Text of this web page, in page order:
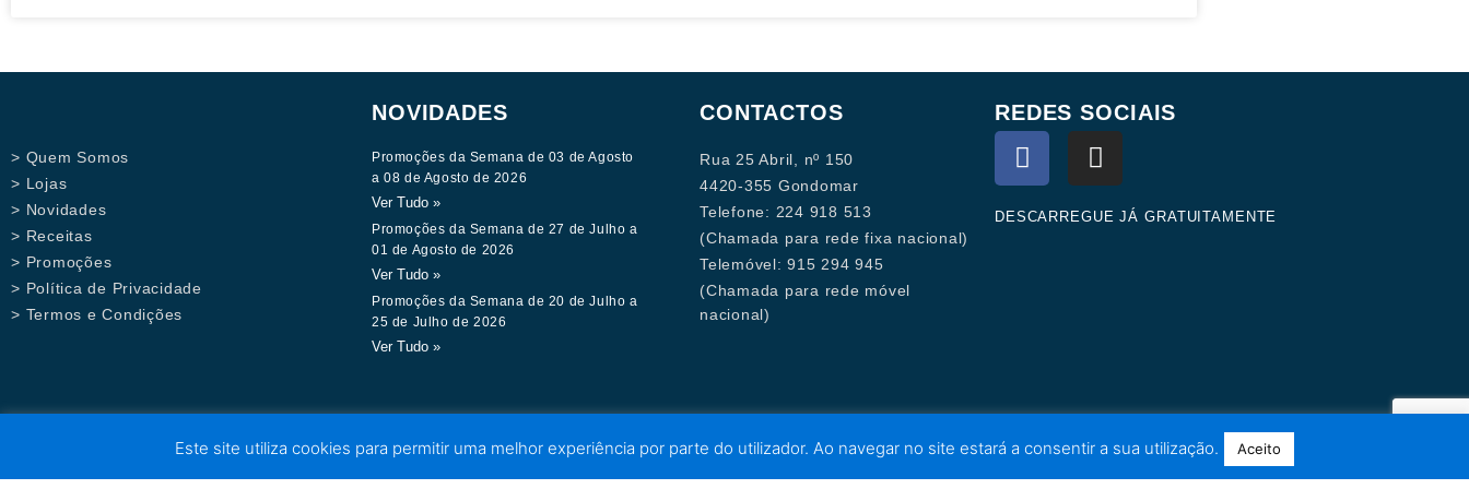
> Quem Somos
> Lojas
> Novidades
> Receitas
> Promoções
> Política de Privacidade
> Termos e Condições
NOVIDADES
Promoções da Semana de 03 de Agosto
a 08 de Agosto de 2026
Ver Tudo »
Promoções da Semana de 27 de Julho a
01 de Agosto de 2026
Ver Tudo »
Promoções da Semana de 20 de Julho a
25 de Julho de 2026
Ver Tudo »
CONTACTOS
Rua 25 Abril, nº 150
4420-355 Gondomar
Telefone: 224 918 513
(Chamada para rede fixa nacional)
Telemóvel: 915 294 945
(Chamada para rede móvel
nacional)
REDES SOCIAIS
F
a
c
e
I
n
s
t
DESCARREGUE JÁ GRATUITAMENTE
Este site utiliza cookies para permitir uma melhor experiência por parte do utilizador. Ao navegar no site estará a consentir a sua utilização. Aceito